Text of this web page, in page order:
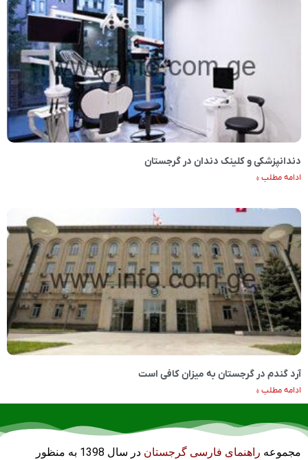
دندانپزشکی و کلینک دندان در گرجستان
ادامه مطلب »
آرد گندم در گرجستان به میزان کافی است
ادامه مطلب »
مجموعه راهنمای فارسی گرجستان در سال 1398 به منظور